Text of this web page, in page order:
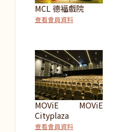
MCL 德福戲院
查看會員資料
MOViE MOViE
Cityplaza
查看會員資料